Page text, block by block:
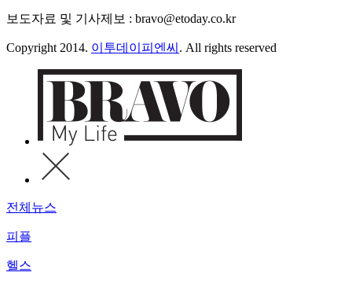
보도자료 및 기사제보 : bravo@etoday.co.kr
Copyright 2014. 이투데이피엔씨 . All rights reserved
전체뉴스
피플
헬스